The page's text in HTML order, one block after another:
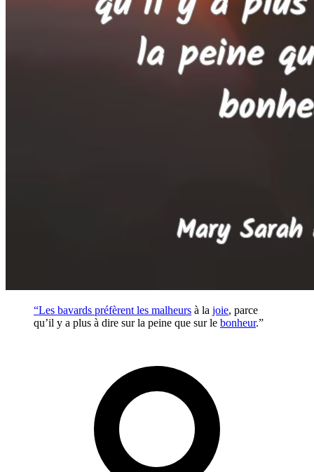
“Les bavards préfèrent les malheurs à la joie, parce
qu’il y a plus à dire sur la peine que sur le bonheur.”